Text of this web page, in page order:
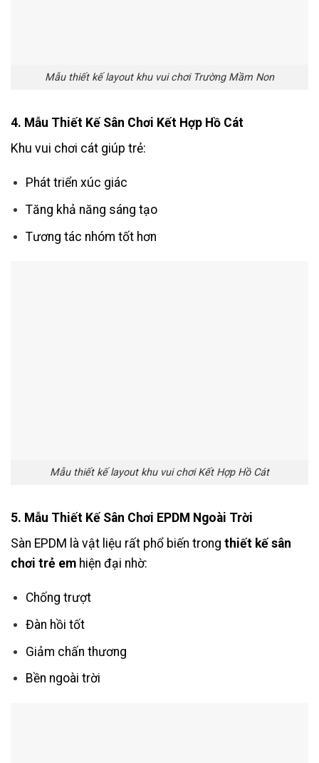
Mẫu thiết kế layout khu vui chơi Trường Mầm Non
4. Mẫu Thiết Kế Sân Chơi Kết Hợp Hồ Cát
Khu vui chơi cát giúp trẻ:
Phát triển xúc giác
Tăng khả năng sáng tạo
Tương tác nhóm tốt hơn
Mẫu thiết kế layout khu vui chơi Kết Hợp Hồ Cát
5. Mẫu Thiết Kế Sân Chơi EPDM Ngoài Trời
Sàn EPDM là vật liệu rất phổ biến trong thiết kế sân
chơi trẻ em hiện đại nhờ:
Chống trượt
Đàn hồi tốt
Giảm chấn thương
Bền ngoài trời